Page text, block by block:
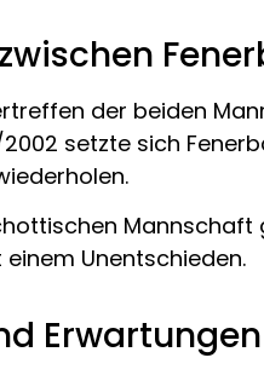
der beiden
setzte sich
Unentschieden.
Erwartungen